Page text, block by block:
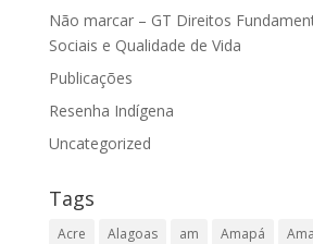
Não marcar – GT Direitos
Sociais e Qualidade de Vida
Publicações
Resenha Indígena
Uncategorized
Tags
Acre Alagoas am Amapá